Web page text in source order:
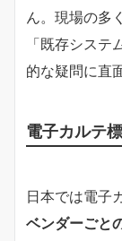
ん。現場の多
「既存シス
的な疑問に直
電子カルテ
日本では電子
ベンダーごと